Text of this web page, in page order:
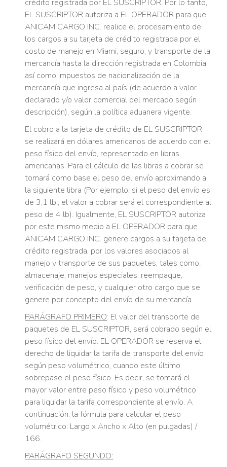
crédito registrada por EL SUSCRIPTOR. Por lo tanto,
EL SUSCRIPTOR autoriza a EL OPERADOR para que
ANICAM CARGO INC. realice el procesamiento de
los cargos a su tarjeta de crédito registrada por el
costo de manejo en Miami, seguro, y transporte de la
mercancía hasta la dirección registrada en Colombia;
así como impuestos de nacionalización de la
mercancía que ingresa al país (de acuerdo a valor
declarado y/o valor comercial del mercado según
descripción), según la política aduanera vigente.
El cobro a la tarjeta de crédito de EL SUSCRIPTOR
se realizará en dólares americanos de acuerdo con el
peso físico del envío, representado en libras
americanas. Para el cálculo de las libras a cobrar se
tomará como base el peso del envío aproximando a
la siguiente libra (Por ejemplo, si el peso del envío es
de 3,1 lb., el valor a cobrar será el correspondiente al
peso de 4 lb). Igualmente, EL SUSCRIPTOR autoriza
por este mismo medio a EL OPERADOR para que
ANICAM CARGO INC. genere cargos a su tarjeta de
crédito registrada, por los valores asociados al
manejo y transporte de sus paquetes, tales como:
almacenaje, manejos especiales, reempaque,
verificación de peso, y cualquier otro cargo que se
genere por concepto del envío de su mercancía.
PARÁGRAFO PRIMERO: El valor del transporte de
paquetes de EL SUSCRIPTOR, será cobrado según el
peso físico del envío. EL OPERADOR se reserva el
derecho de liquidar la tarifa de transporte del envío
según peso volumétrico, cuando este último
sobrepase el peso físico. Es decir, se tomará el
mayor valor entre peso físico y peso volumétrico
para liquidar la tarifa correspondiente al envío. A
continuación, la fórmula para calcular el peso
volumétrico: Largo x Ancho x Alto (en pulgadas) /
166.
PARÁGRAFO SEGUNDO: